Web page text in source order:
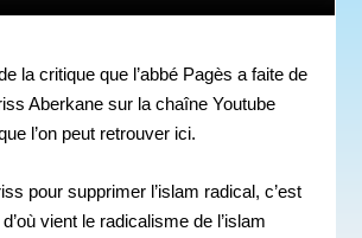
la critique que l’abbé Pagès a faite de
Aberkane sur la chaîne Youtube
l’on peut retrouver ici.
pour supprimer l’islam radical, c’est
vient le radicalisme de l’islam